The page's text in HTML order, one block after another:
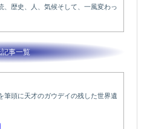
、歴史、人、気候そして、一風変わっ
事一覧
筆頭に天才のガウデイの残した世界遺